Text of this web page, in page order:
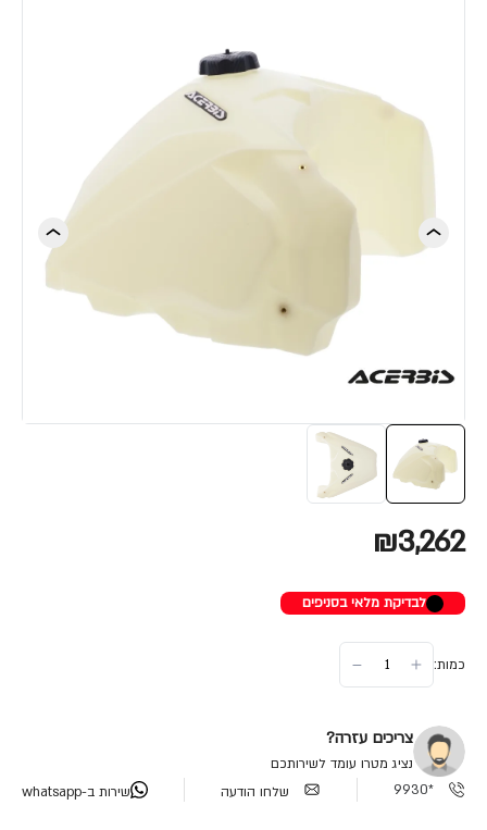
₪3,262
לבדיקת מלאי בסניפים
כמות:
צריכים עזרה?
נציג מטרו עומד לשירותכם
*9930
שלחו הודעה שירות ב-whatsapp